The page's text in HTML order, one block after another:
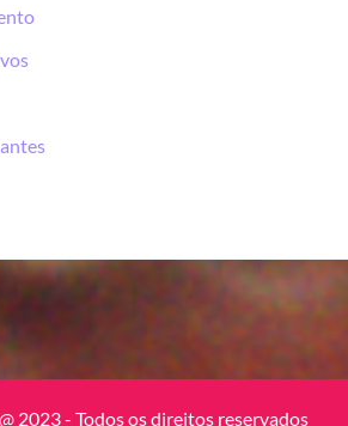
2023 - Todos os direitos reservados